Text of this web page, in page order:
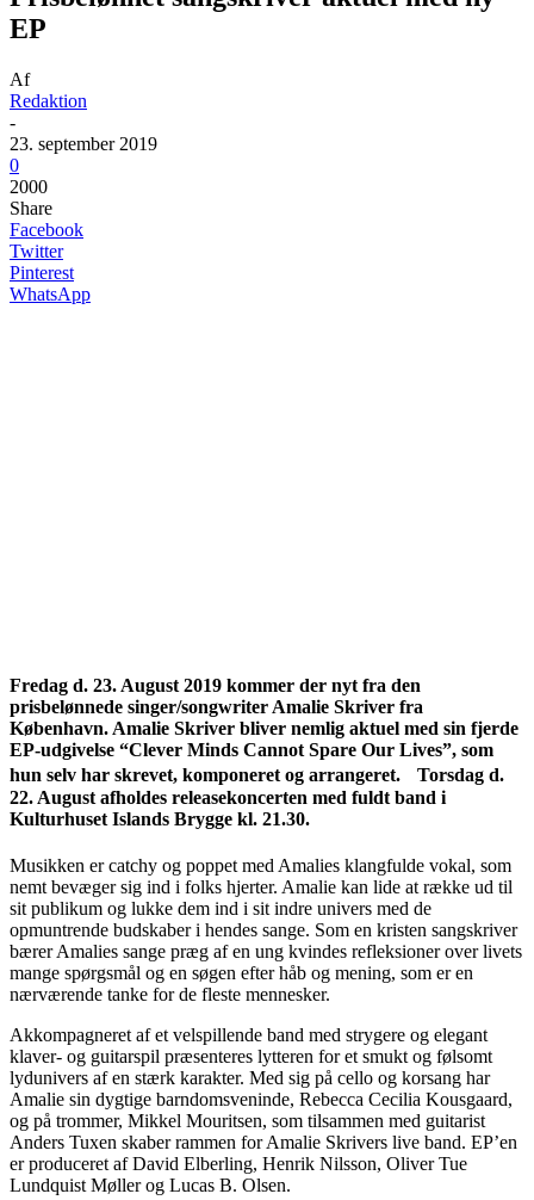
EP
Af
Redaktion
-
23. september 2019
0
2000
Share
Facebook
Twitter
Pinterest
WhatsApp
Fredag d. 23. August 2019 kommer der nyt fra den
prisbelønnede singer/songwriter Amalie Skriver fra
København. Amalie Skriver bliver nemlig aktuel med sin fjerde
EP-udgivelse “Clever Minds Cannot Spare Our Lives”, som
hun selv har skrevet, komponeret og arrangeret. Torsdag d.
22. August afholdes releasekoncerten med fuldt band i
Kulturhuset Islands Brygge kl. 21.30.
Musikken er catchy og poppet med Amalies klangfulde vokal, som
nemt bevæger sig ind i folks hjerter. Amalie kan lide at række ud til
sit publikum og lukke dem ind i sit indre univers med de
opmuntrende budskaber i hendes sange. Som en kristen sangskriver
bærer Amalies sange præg af en ung kvindes refleksioner over livets
mange spørgsmål og en søgen efter håb og mening, som er en
nærværende tanke for de fleste mennesker.
Akkompagneret af et velspillende band med strygere og elegant
klaver- og guitarspil præsenteres lytteren for et smukt og følsomt
lydunivers af en stærk karakter. Med sig på cello og korsang har
Amalie sin dygtige barndomsveninde, Rebecca Cecilia Kousgaard,
og på trommer, Mikkel Mouritsen, som tilsammen med guitarist
Anders Tuxen skaber rammen for Amalie Skrivers live band. EP’en
er produceret af David Elberling, Henrik Nilsson, Oliver Tue
Lundquist Møller og Lucas B. Olsen.